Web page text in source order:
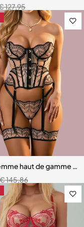
127,95
avec string,
haut de gamme –
€145,86